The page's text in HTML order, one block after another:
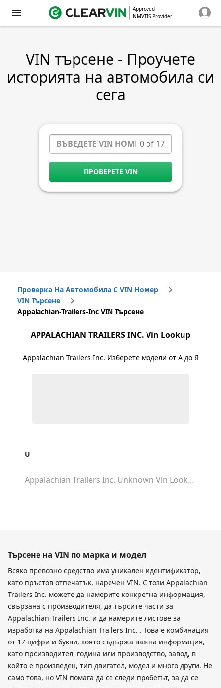
Approved
NMVTIS Provider
VIN търсене - Проучете
историята на автомобила си
сега
0 of 17
ПРОВЕРЕТЕ VIN
Проверка На Автомобила С VIN Номер
VIN Търсене
Appalachian-Trailers-Inc VIN Търсене
APPALACHIAN TRAILERS INC. Vin Lookup
Appalachian Trailers Inc. Изберете модели от А до Я
U
Appalachian Trailers Inc. Unknown Vin Lookup
Търсене на VIN по марка и модел
Всяко превозно средство има уникален идентификатор,
като пръстов отпечатък, наречен VIN. С този Appalachian
Trailers Inc. можете да намерите конкретна информация,
свързана с производителя, да търсите части за
Appalachian Trailers Inc. и да намерите листове за
изработка на Appalachian Trailers Inc. . Това е комбинация
от 17 цифри и букви, която съдържа важна информация,
като производител, година или производство, завод, в
който е произведен, тип двигател, модел и много други. Не
само това, но VIN помага да се следи пробегът, за да се